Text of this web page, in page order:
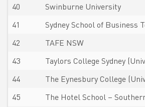
40
Swinburne University
41
Sydney School of Business
42
TAFE NSW
43
Taylors College Sydney
44
The Eynesbury College
45
The Hotel School –